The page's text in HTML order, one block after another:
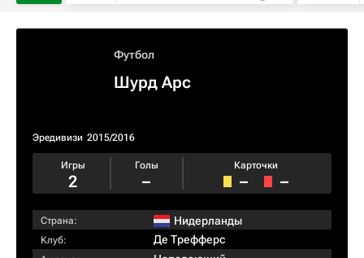
Футбол
Шурд Арс
Эредивизи 2015/2016
Игры
2
Голы
–
Карточки
– –
Страна: Нидерланды
Клуб: Де Трефферс